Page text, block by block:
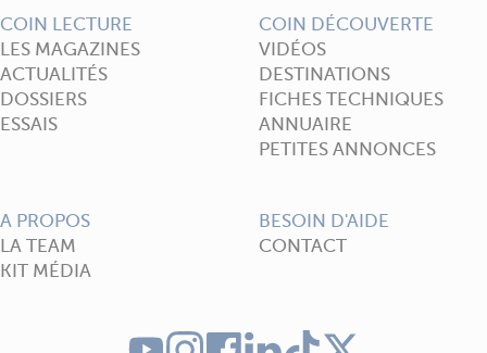
COIN LECTURE
LES MAGAZINES
ACTUALITÉS
DOSSIERS
ESSAIS
COIN DÉCOUVERTE
VIDÉOS
DESTINATIONS
FICHES TECHNIQUES
ANNUAIRE
PETITES ANNONCES
A PROPOS
LA TEAM
KIT MÉDIA
BESOIN D'AIDE
CONTACT